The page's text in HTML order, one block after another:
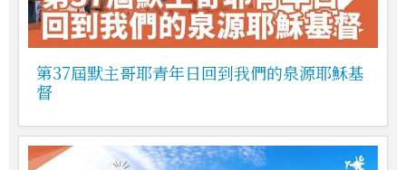
第37屆默主哥耶青年日回到我們的泉源耶穌基
督